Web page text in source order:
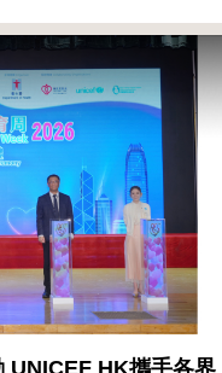
UNICEF HK攜手各界